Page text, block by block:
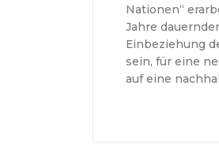
Nationen“
Jahre
Einbeziehung
sein, für eine
auf eine